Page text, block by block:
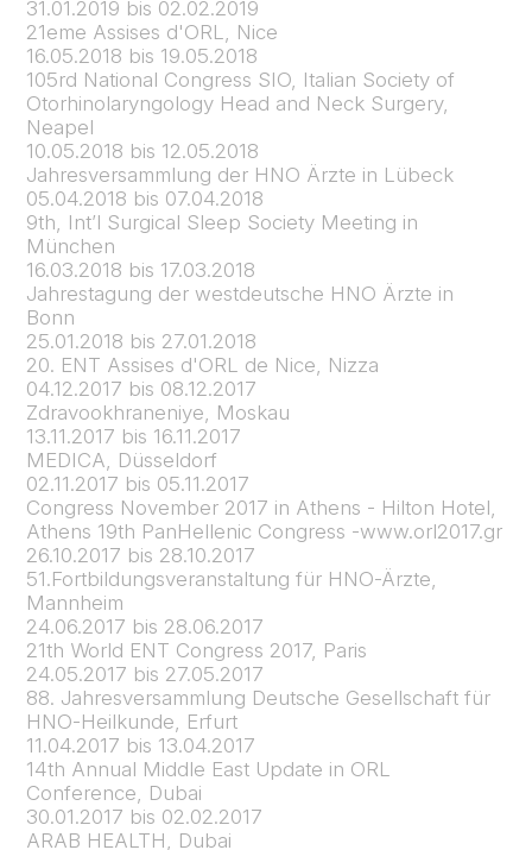
31.01.2019 bis 02.02.2019
21eme Assises d'ORL, Nice
16.05.2018 bis 19.05.2018
105rd National Congress SIO, Italian Society of
Otorhinolaryngology Head and Neck Surgery,
Neapel
10.05.2018 bis 12.05.2018
Jahresversammlung der HNO Ärzte in Lübeck
05.04.2018 bis 07.04.2018
9th, Int’l Surgical Sleep Society Meeting in
München
16.03.2018 bis 17.03.2018
Jahrestagung der westdeutsche HNO Ärzte in
Bonn
25.01.2018 bis 27.01.2018
20. ENT Assises d'ORL de Nice, Nizza
04.12.2017 bis 08.12.2017
Zdravookhraneniye, Moskau
13.11.2017 bis 16.11.2017
MEDICA, Düsseldorf
02.11.2017 bis 05.11.2017
Congress November 2017 in Athens - Hilton Hotel,
Athens 19th PanHellenic Congress -www.orl2017.gr
26.10.2017 bis 28.10.2017
51.Fortbildungsveranstaltung für HNO-Ärzte,
Mannheim
24.06.2017 bis 28.06.2017
21th World ENT Congress 2017, Paris
24.05.2017 bis 27.05.2017
88. Jahresversammlung Deutsche Gesellschaft für
HNO-Heilkunde, Erfurt
11.04.2017 bis 13.04.2017
14th Annual Middle East Update in ORL
Conference, Dubai
30.01.2017 bis 02.02.2017
ARAB HEALTH, Dubai